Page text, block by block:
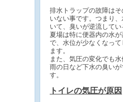
排水トラップの故障は
いない事です。つまり
いて、臭いが逆流してい
夏場は特に便器内の水
で、水位が少なくなって
ます。
また、気圧の変化でも水
雨の日など下水の臭いが
す。
トイレの気圧が原因